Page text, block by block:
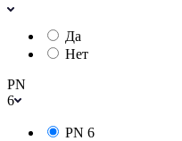
Да
Нет
PN
6
PN 6